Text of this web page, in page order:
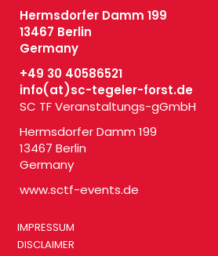
Hermsdorfer Damm 199
13467 Berlin
Germany
+49 30 40586521
info(at)sc-tegeler-forst.de
SC TF Veranstaltungs-gGmbH
Hermsdorfer Damm 199
13467 Berlin
Germany
www.sctf-events.de
IMPRESSUM
DISCLAIMER